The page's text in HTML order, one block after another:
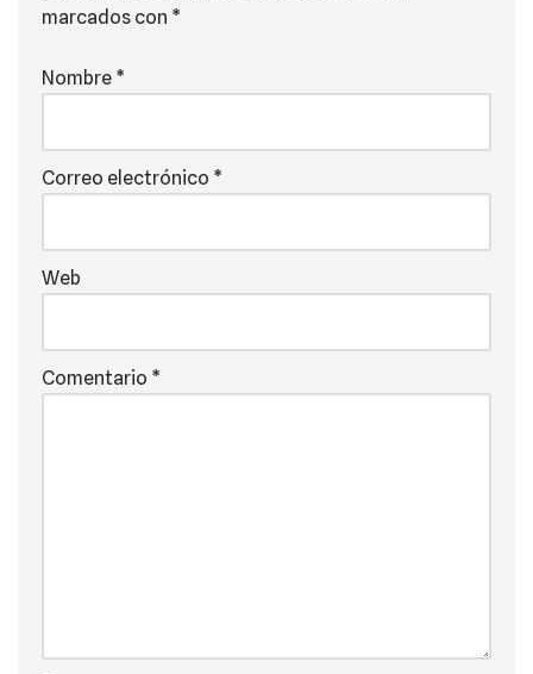
marcados con *
Nombre *
Correo electrónico *
Web
Comentario *